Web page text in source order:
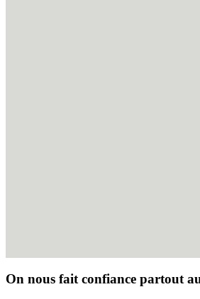
On nous fait confiance partout